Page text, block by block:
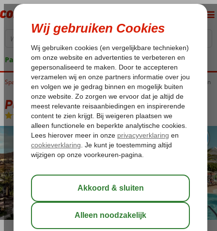
Pakketgarantie
Home
Spanje Canarische Eilanden Fuerteventura Corralejo Playa Park Zensation
Playa Park Zensation
Halfpension-Hotel